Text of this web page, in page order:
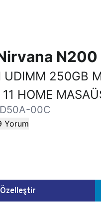
N200
UDIMM 250GB
HOME
00C
Yorum
Özelleştir